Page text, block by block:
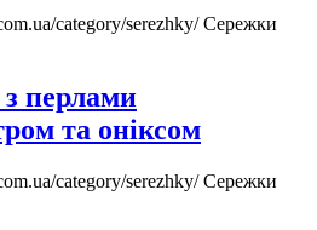
category/serezhky/Сережки
перлами
та оніксом
category/serezhky/Сережки